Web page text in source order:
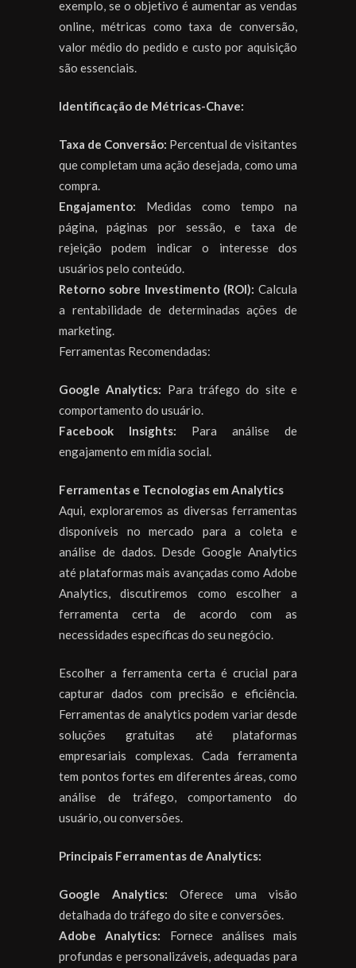
exemplo, se o objetivo é aumentar as vendas
online, métricas como taxa de conversão,
valor médio do pedido e custo por aquisição
são essenciais.
Identificação de Métricas-Chave:
Taxa de Conversão: Percentual de visitantes
que completam uma ação desejada, como uma
compra.
Engajamento: Medidas como tempo na
página, páginas por sessão, e taxa de
rejeição podem indicar o interesse dos
usuários pelo conteúdo.
Retorno sobre Investimento (ROI): Calcula
a rentabilidade de determinadas ações de
marketing.
Ferramentas Recomendadas:
Google Analytics: Para tráfego do site e
comportamento do usuário.
Facebook Insights: Para análise de
engajamento em mídia social.
Ferramentas e Tecnologias em Analytics
Aqui, exploraremos as diversas ferramentas
disponíveis no mercado para a coleta e
análise de dados. Desde Google Analytics
até plataformas mais avançadas como Adobe
Analytics, discutiremos como escolher a
ferramenta certa de acordo com as
necessidades específicas do seu negócio.
Escolher a ferramenta certa é crucial para
capturar dados com precisão e eficiência.
Ferramentas de analytics podem variar desde
soluções gratuitas até plataformas
empresariais complexas. Cada ferramenta
tem pontos fortes em diferentes áreas, como
análise de tráfego, comportamento do
usuário, ou conversões.
Principais Ferramentas de Analytics:
Google Analytics: Oferece uma visão
detalhada do tráfego do site e conversões.
Adobe Analytics: Fornece análises mais
profundas e personalizáveis, adequadas para